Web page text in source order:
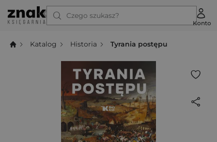
Czego szukasz?
Konto
Katalog Historia Tyrania postępu